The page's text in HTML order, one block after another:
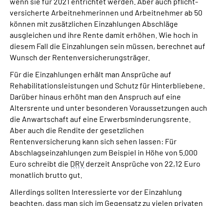
versicherte Arbeitnehmerinnen und Arbeitnehmer ab 50
können mit zusätzlichen Einzahlungen Abschläge
ausgleichen und ihre Rente damit erhöhen. Wie hoch in
diesem Fall die Einzahlungen sein müssen, berechnet auf
Wunsch der Rentenversicherungsträger.
Für die Einzahlungen erhält man Ansprüche auf
Rehabilitationsleistungen und Schutz für Hinterbliebene.
Darüber hinaus erhöht man den Anspruch auf eine
Altersrente und unter besonderen Voraussetzungen auch
die Anwartschaft auf eine Erwerbsminderungsrente.
Aber auch die Rendite der gesetzlichen
Rentenversicherung kann sich sehen lassen: Für
Abschlagseinzahlungen zum Beispiel in Höhe von 5.000
Euro schreibt die DRV derzeit Ansprüche von 22,12 Euro
monatlich brutto gut.
Allerdings sollten Interessierte vor der Einzahlung
beachten, dass man sich im Gegensatz zu vielen privaten